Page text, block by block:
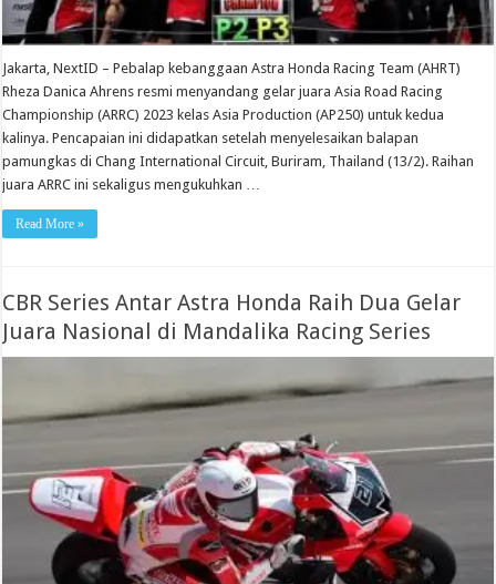
Jakarta, NextID – Pebalap kebanggaan Astra Honda Racing Team (AHRT)
Rheza Danica Ahrens resmi menyandang gelar juara Asia Road Racing
Championship (ARRC) 2023 kelas Asia Production (AP250) untuk kedua
kalinya. Pencapaian ini didapatkan setelah menyelesaikan balapan
pamungkas di Chang International Circuit, Buriram, Thailand (13/2). Raihan
juara ARRC ini sekaligus mengukuhkan …
Read More »
CBR Series Antar Astra Honda Raih Dua Gelar
Juara Nasional di Mandalika Racing Series